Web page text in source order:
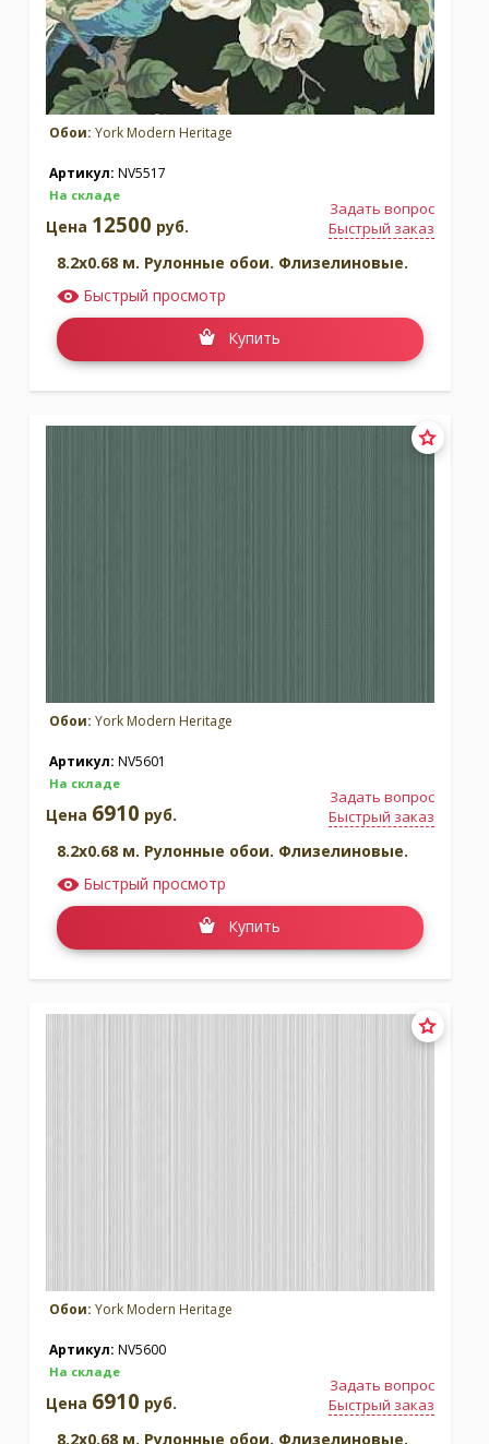
Обои: York Modern Heritage
Артикул: NV5517
На складе
Задать вопрос
Быстрый заказ
Цена 12500 руб.
8.2x0.68 м. Рулонные обои. Флизелиновые.
Быстрый просмотр
Купить
Обои: York Modern Heritage
Артикул: NV5601
На складе
Задать вопрос
Быстрый заказ
Цена 6910 руб.
8.2x0.68 м. Рулонные обои. Флизелиновые.
Быстрый просмотр
Купить
Обои: York Modern Heritage
Артикул: NV5600
На складе
Задать вопрос
Быстрый заказ
Цена 6910 руб.
8.2x0.68 м. Рулонные обои. Флизелиновые.